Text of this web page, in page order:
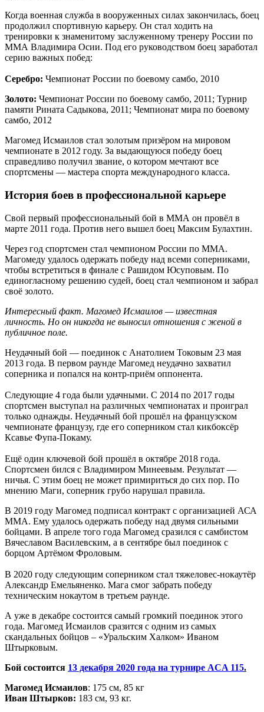
Когда военная служба в вооруженных силах закончилась, боец
продолжил спортивную карьеру. Он стал ходить на
тренировки к знаменитому заслуженному тренеру России по
ММА Владимира Осии. Под его руководством боец заработал
серию важных побед:
Серебро: Чемпионат России по боевому самбо, 2010
Золото: Чемпионат России по боевому самбо, 2011; Турнир
памяти Рината Садыкова, 2011; Чемпионат мира по боевому
самбо, 2012
Магомед Исмаилов стал золотым призёром на мировом
чемпионате в 2012 году. За выдающуюся победу боец
справедливо получил звание, о котором мечтают все
спортсмены — мастера спорта международного класса.
История боев в профессиональной карьере
Свой первый профессиональный бой в ММА он провёл в
марте 2011 года. Против него вышел боец Максим Булахтин.
Через год спортсмен стал чемпионом России по ММА.
Магомеду удалось одержать победу над всеми соперниками,
чтобы встретиться в финале с Рашидом Юсуповым. По
единогласному решению судей, боец стал чемпионом и забрал
своё золото.
Интересный факт. Магомед Исмаилов — известная
личность. Но он никогда не выносил отношения с женой в
публичное поле.
Неудачный бой — поединок с Анатолием Токовым 23 мая
2013 года. В первом раунде Магомед неудачно захватил
соперника и попался на контр-приём оппонента.
Следующие 4 года были удачными. С 2014 по 2017 годы
спортсмен выступал на различных чемпионатах и проиграл
только однажды. Неудачный бой прошёл на французском
чемпионате французу, где его соперником стал кикбоксёр
Ксавье Фупа-Покаму.
Ещё один ключевой бой прошёл в октябре 2018 года.
Спортсмен бился с Владимиром Минеевым. Результат —
ничья. С этим боец не может примириться до сих пор. По
мнению Маги, соперник грубо нарушал правила.
В 2019 году Магомед подписал контракт с организацией АСА
ММА. Ему удалось одержать победу над двумя сильными
бойцами. В апреле того года Магомед сразился с самбистом
Вячеславом Василевским, а в сентябре был поединок с
борцом Артёмом Фроловым.
В 2020 году следующим соперником стал тяжеловес-нокаутёр
Александр Емельяненко. Мага смог забрать победу
техническим нокаутом в третьем раунде.
А уже в декабре состоится самый громкий поединок этого
года. Магомед Исмаилов сразится с одним из самых
скандальных бойцов – «Уральским Халком» Иваном
Штырковым.
Бой состоится 13 декабря 2020 года на турнире ACA 115.
Магомед Исмаилов: 175 см, 85 кг
Иван Штырков: 183 см, 93 кг.